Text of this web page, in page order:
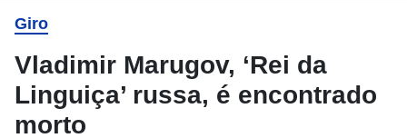
Giro
Vladimir Marugov, ‘Rei da
Linguiça’ russa, é encontrado
morto